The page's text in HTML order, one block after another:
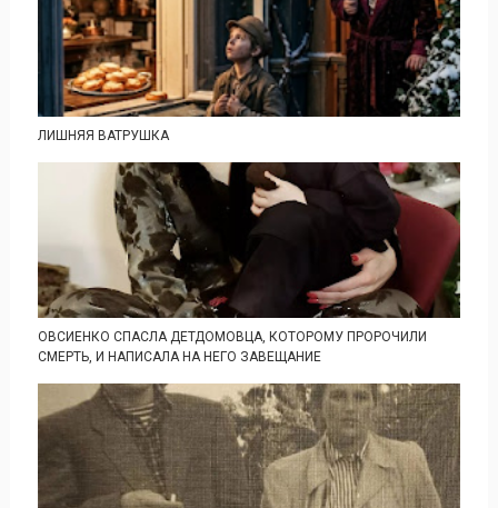
ЛИШНЯЯ ВАТРУШКА
ОВСИЕНКО СПАСЛА ДЕТДОМОВЦА, КОТОРОМУ ПРОРОЧИЛИ
СМЕРТЬ, И НАПИСАЛА НА НЕГО ЗАВЕЩАНИЕ